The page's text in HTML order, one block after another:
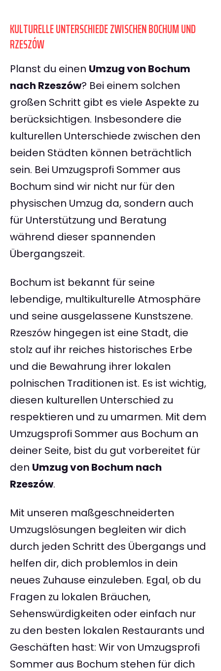
KULTURELLE UNTERSCHIEDE ZWISCHEN BOCHUM UND
RZESZÓW
Planst du einen Umzug von Bochum
nach Rzeszów? Bei einem solchen
großen Schritt gibt es viele Aspekte zu
berücksichtigen. Insbesondere die
kulturellen Unterschiede zwischen den
beiden Städten können beträchtlich
sein. Bei Umzugsprofi Sommer aus
Bochum sind wir nicht nur für den
physischen Umzug da, sondern auch
für Unterstützung und Beratung
während dieser spannenden
Übergangszeit.
Bochum ist bekannt für seine
lebendige, multikulturelle Atmosphäre
und seine ausgelassene Kunstszene.
Rzeszów hingegen ist eine Stadt, die
stolz auf ihr reiches historisches Erbe
und die Bewahrung ihrer lokalen
polnischen Traditionen ist. Es ist wichtig,
diesen kulturellen Unterschied zu
respektieren und zu umarmen. Mit dem
Umzugsprofi Sommer aus Bochum an
deiner Seite, bist du gut vorbereitet für
den Umzug von Bochum nach
Rzeszów.
Mit unseren maßgeschneiderten
Umzugslösungen begleiten wir dich
durch jeden Schritt des Übergangs und
helfen dir, dich problemlos in dein
neues Zuhause einzuleben. Egal, ob du
Fragen zu lokalen Bräuchen,
Sehenswürdigkeiten oder einfach nur
zu den besten lokalen Restaurants und
Geschäften hast: Wir von Umzugsprofi
Sommer aus Bochum stehen für dich